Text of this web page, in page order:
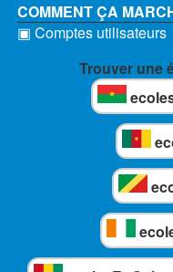
COMMENT ÇA
▣ Comptes utilisateurs
Trouver une